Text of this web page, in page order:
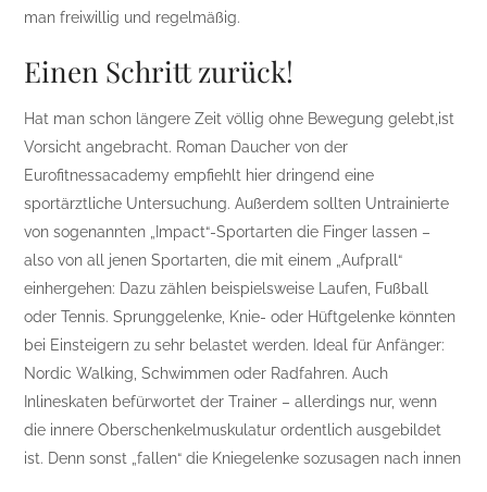
man freiwillig und regelmäßig.
Einen Schritt zurück!
Hat man schon längere Zeit völlig ohne Bewegung gelebt,ist
Vorsicht angebracht. Roman Daucher von der
Eurofitnessacademy empfiehlt hier dringend eine
sportärztliche Untersuchung. Außerdem sollten Untrainierte
von sogenannten „Impact“-Sportarten die Finger lassen –
also von all jenen Sportarten, die mit einem „Aufprall“
einhergehen: Dazu zählen beispielsweise Laufen, Fußball
oder Tennis. Sprunggelenke, Knie- oder Hüftgelenke könnten
bei Einsteigern zu sehr belastet werden. Ideal für Anfänger:
Nordic Walking, Schwimmen oder Radfahren. Auch
Inlineskaten befürwortet der Trainer – allerdings nur, wenn
die innere Oberschenkelmuskulatur ordentlich ausgebildet
ist. Denn sonst „fallen“ die Kniegelenke sozusagen nach innen